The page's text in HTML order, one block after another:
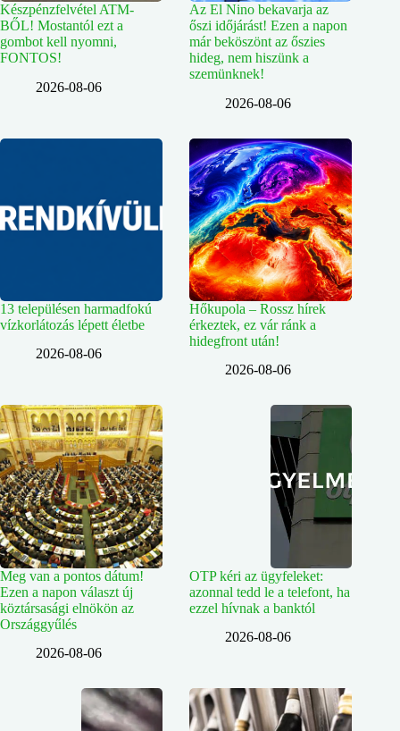
Készpénzfelvétel ATM-
BŐL! Mostantól ezt a
gombot kell nyomni,
FONTOS!
2026-08-06
Az El Nino bekavarja az
őszi időjárást! Ezen a napon
már beköszönt az őszies
hideg, nem hiszünk a
szemünknek!
2026-08-06
13 településen harmadfokú
vízkorlátozás lépett életbe
2026-08-06
Hőkupola – Rossz hírek
érkeztek, ez vár ránk a
hidegfront után!
2026-08-06
Meg van a pontos dátum!
Ezen a napon választ új
köztársasági elnökön az
Országgyűlés
2026-08-06
OTP kéri az ügyfeleket:
azonnal tedd le a telefont, ha
ezzel hívnak a banktól
2026-08-06